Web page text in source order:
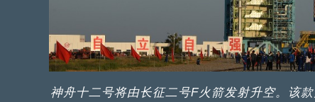
神舟十二号将由长征二号F火箭发射升空。该